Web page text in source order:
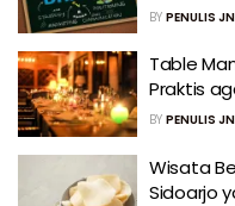
BY PENULIS
Table
Praktis
BY PENULIS
Wisata
Sidoarjo